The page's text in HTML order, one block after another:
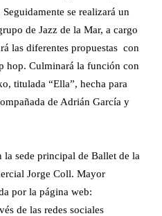
se realizará un
de Jazz de la Mar, a cargo
las diferentes propuestas con
hop. Culminará la función con
titulada “Ella”, hecha para
de Adrián García y
la sede principal de Ballet de la
Jorge Coll. Mayor
por la página web:
de las redes sociales